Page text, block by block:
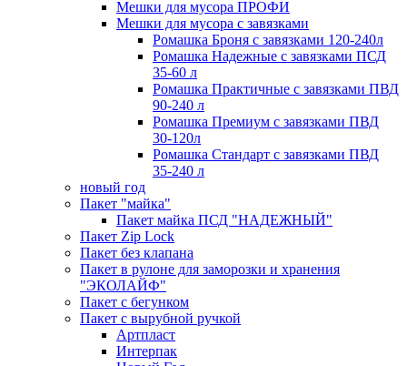
Мешки для мусора ПРОФИ
Мешки для мусора с завязками
Ромашка Броня с завязками 120-240л
Ромашка Надежные с завязками ПСД
35-60 л
Ромашка Практичные с завязками ПВД
90-240 л
Ромашка Премиум с завязками ПВД
30-120л
Ромашка Стандарт с завязками ПВД
35-240 л
новый год
Пакет "майка"
Пакет майка ПСД "НАДЕЖНЫЙ"
Пакет Zip Lock
Пакет без клапана
Пакет в рулоне для заморозки и хранения
"ЭКОЛАЙФ"
Пакет с бегунком
Пакет с вырубной ручкой
Артпласт
Интерпак